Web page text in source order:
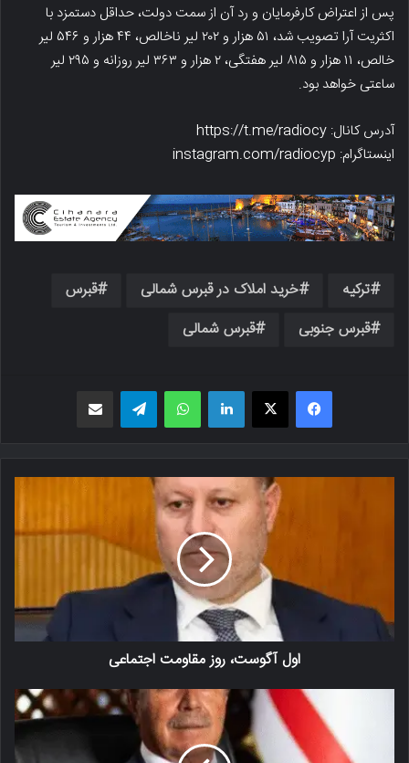
پس از اعتراض کارفرمایان و رد آن از سمت دولت، حداقل دستمزد با
اکثریت آرا تصویب شد، ۵۱ هزار و ۲۰۲ لیر ناخالص، ۴۴ هزار و ۵۴۶ لیر
خالص، ۱۱ هزار و ۸۱۵ لیر هفتگی، ۲ هزار و ۳۶۳ لیر روزانه و ۲۹۵ لیر
ساعتی خواهد بود.
آدرس کانال: https://t.me/radiocy
اینستاگرام: instagram.com/radiocyp
ترکیه خرید املاک در قبرس شمالی
قبرس
قبرس جنوبی
قبرس شمالی
فیسبوک X لینکدین واتس اپ
اول آگوست، روز مقاومت اجتماعی